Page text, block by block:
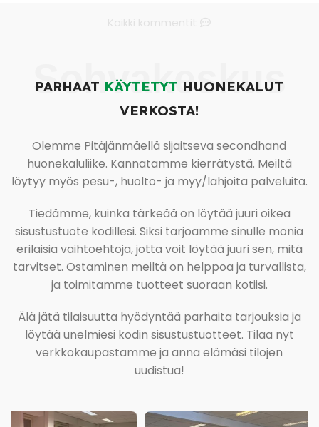
Sohvakeskus
PARHAAT KÄYTETYT HUONEKALUT
VERKOSTA!
Olemme Pitäjänmäellä sijaitseva secondhand
huonekaluliike. Kannatamme kierrätystä. Meiltä
löytyy myös pesu-, huolto- ja myy/lahjoita palveluita.
Tiedämme, kuinka tärkeää on löytää juuri oikea
sisustustuote kodillesi. Siksi tarjoamme sinulle monia
erilaisia vaihtoehtoja, jotta voit löytää juuri sen, mitä
tarvitset. Ostaminen meiltä on helppoa ja turvallista,
ja toimitamme tuotteet suoraan kotiisi.
Älä jätä tilaisuutta hyödyntää parhaita tarjouksia ja
löytää unelmiesi kodin sisustustuotteet. Tilaa nyt
verkkokaupastamme ja anna elämäsi tilojen
uudistua!